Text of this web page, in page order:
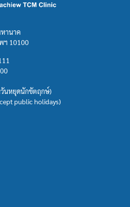
านาค
ฯ 10100
วันหยุดนักขัตฤกษ์)
public holidays)